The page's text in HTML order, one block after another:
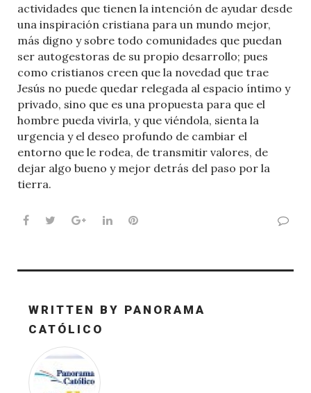
actividades que tienen la intención de ayudar desde
una inspiración cristiana para un mundo mejor,
más digno y sobre todo comunidades que puedan
ser autogestoras de su propio desarrollo; pues
como cristianos creen que la novedad que trae
Jesús no puede quedar relegada al espacio íntimo y
privado, sino que es una propuesta para que el
hombre pueda vivirla, y que viéndola, sienta la
urgencia y el deseo profundo de cambiar el
entorno que le rodea, de transmitir valores, de
dejar algo bueno y mejor detrás del paso por la
tierra.
Facebook
TwitterGoogle+LinkedInPinterest
WRITTEN BY PANORAMA
CATÓLICO